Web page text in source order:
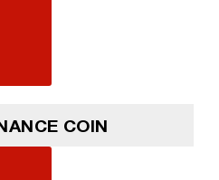
COIN